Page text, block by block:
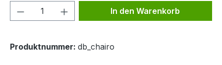
Produkt Anzahl: Gib denIn den Warenkorb
Produktnummer: db_chairo